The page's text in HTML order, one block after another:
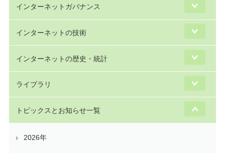
インターネットガバナンス
インターネットの技術
インターネットの歴史・統計
ライブラリ
トピックスとお知らせ一覧
2026年